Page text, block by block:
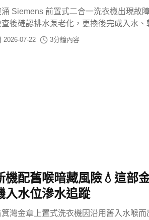
涌 Siemens 前置式二合一洗衣機出現故
查後確認排水泵老化，更換後完成入水、
2026-07-22 3分鐘內容
機配舊喉暗藏風險💧這部
入水位滲水追蹤
箕灣金章上置式洗衣機因沿用舊入水喉